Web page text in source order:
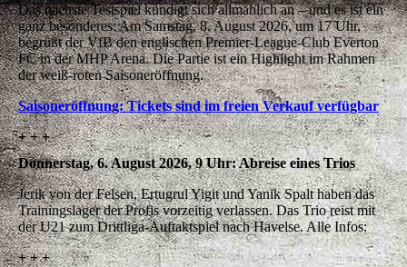
Das nächste Testspiel kündigt sich allmählich an – und es ist ein
ganz besonderes: Am Samstag, 8. August 2026, um 17 Uhr,
begrüßt der VfB den englischen Premier-League-Club Everton
FC in der MHP Arena. Die Partie ist ein Highlight im Rahmen
der weiß-roten Saisoneröffnung.
Saisoneröffnung: Tickets sind im freien Verkauf verfügbar
+ + +
Donnerstag, 6. August 2026, 9 Uhr: Abreise eines Trios
Jerik von der Felsen, Ertugrul Yigit und Yanik Spalt haben das
Trainingslager der Profis vorzeitig verlassen. Das Trio reist mit
der U21 zum Drittliga-Auftaktspiel nach Havelse. Alle Infos:
+ + +